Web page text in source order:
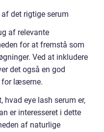
det rigtige serum
af relevante
for at fremstå som
Ved at inkludere
det også en god
læserne.
hvad eye lash serum er,
er interesseret i dette
af naturlige